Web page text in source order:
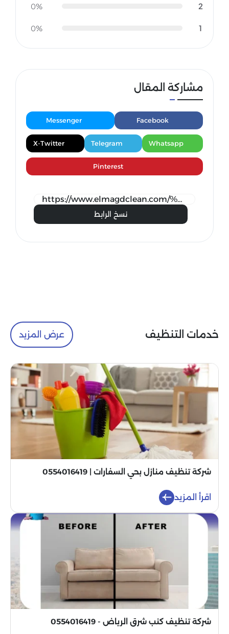
2
0%
1
0%
مشاركة المقال
Facebook
Messenger
Whatsapp
Telegram
X-Twitter
Pinterest
نسخ الرابط
خدمات التنظيف عرض المزيد
شركة تنظيف منازل بحي السفارات | 0554016419
اقرأ المزيد
شركة تنظيف كنب شرق الرياض - 0554016419